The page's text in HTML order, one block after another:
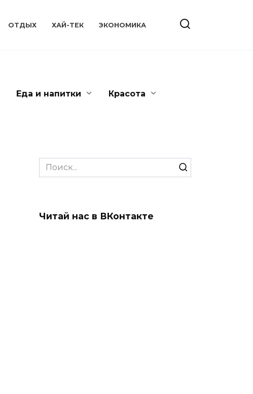
ОТДЫХ ХАЙ-ТЕК ЭКОНОМИКА
Еда и напитки Красота
Search
for:
Читай нас в ВКонтакте